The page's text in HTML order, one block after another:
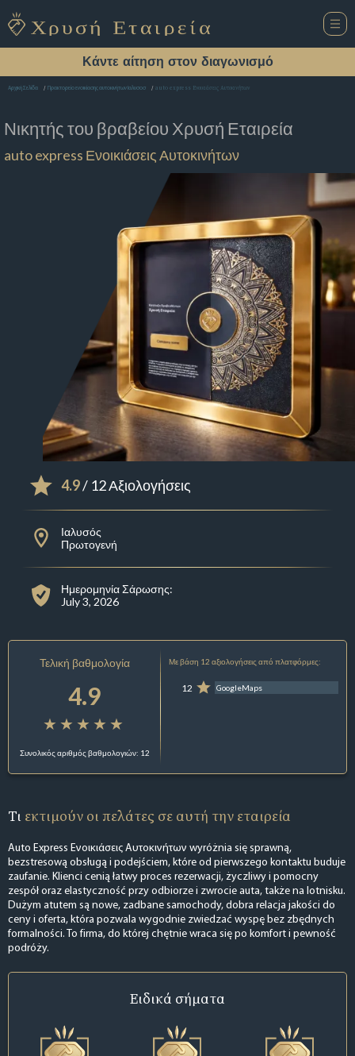
Κάντε αίτηση στον διαγωνισμό
Αρχική Σελίδα Πρακτορείο ενοικίασης αυτοκινήτων Ιαλυσοσ auto express Ενοικιάσεις Αυτοκινήτων
Νικητής του βραβείου Χρυσή Εταιρεία
auto express Ενοικιάσεις Αυτοκινήτων
4.9/ 12 Αξιολογήσεις
Ιαλυσός
Πρωτογενή
Ημερομηνία Σάρωσης:
July 3, 2026
Τελική βαθμολογία
4.9
Συνολικός αριθμός βαθμολογιών: 12
Με βάση 12 αξιολογήσεις από πλατφόρμες:
12 GoogleMaps
Τι εκτιμούν οι πελάτες σε αυτή την εταιρεία
Auto Express Ενοικιάσεις Αυτοκινήτων wyróżnia się sprawną,
bezstresową obsługą i podejściem, które od pierwszego kontaktu buduje
zaufanie. Klienci cenią łatwy proces rezerwacji, życzliwy i pomocny
zespół oraz elastyczność przy odbiorze i zwrocie auta, także na lotnisku.
Dużym atutem są nowe, zadbane samochody, dobra relacja jakości do
ceny i oferta, która pozwala wygodnie zwiedzać wyspę bez zbędnych
formalności. To firma, do której chętnie wraca się po komfort i pewność
podróży.
Ειδικά σήματα